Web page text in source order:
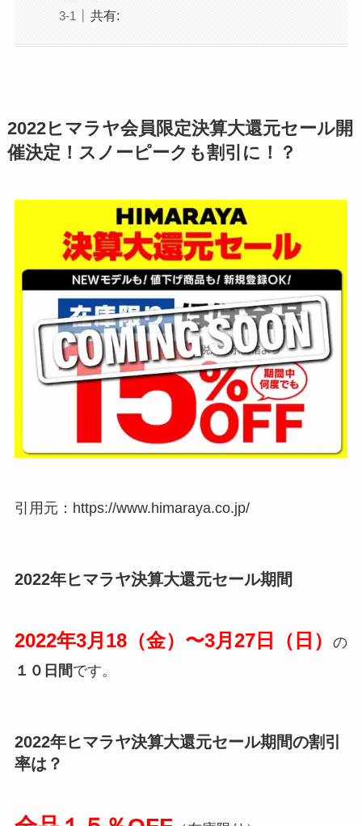
共有:
2022ヒマラヤ会員限定決算大還元セール開
催決定！スノーピークも割引に！？
引用元：https://www.himaraya.co.jp/
2022年ヒマラヤ決算大還元セール期間
2022年3月18（金）〜3月27日（日）
の
１０日間です。
2022年ヒマラヤ決算大還元セール期間の割引
率は？